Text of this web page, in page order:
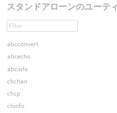
スタンドアローンのユーテ
abcconvert
abcecho
abcinfo
chchan
chcp
chinfo